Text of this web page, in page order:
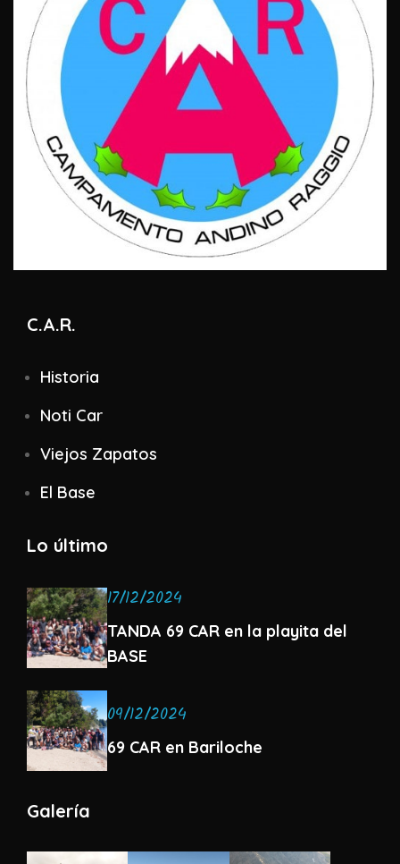
C.A.R.
Historia
Noti Car
Viejos Zapatos
El Base
Lo último
17/12/2024
TANDA 69 CAR en la playita del
BASE
09/12/2024
69 CAR en Bariloche
Galería